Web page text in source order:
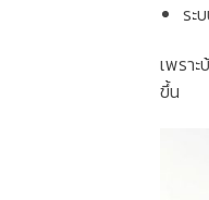
ระ
เพรา
ขึ้น